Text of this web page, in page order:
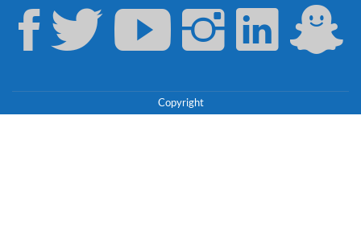
Copyright